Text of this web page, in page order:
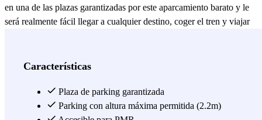
en una de las plazas garantizadas por este aparcamiento barato y le
será realmente fácil llegar a cualquier destino, coger el tren y viajar
horas del día: ¡tu coche estará seguro en este aparcamiento cubierto
Estación Central es realmente fácil: sólo tienes que seguir las
indicaciones del personal del parking para aparcar tu coche y
Características
Plaza de parking garantizada
Parking con altura máxima permitida (2.2m)